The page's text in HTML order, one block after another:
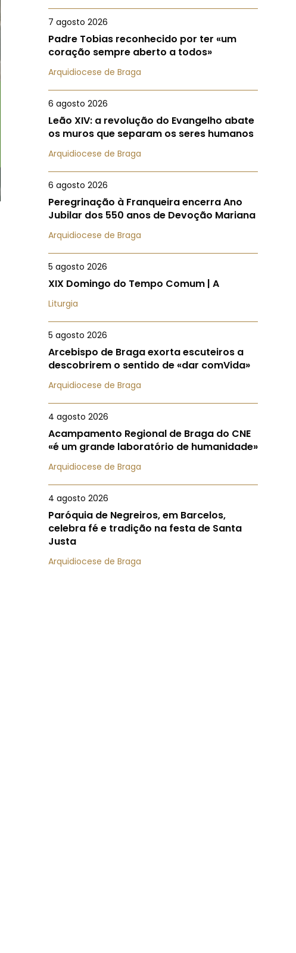
7 agosto 2026
Padre Tobias reconhecido por ter «um
coração sempre aberto a todos»
Arquidiocese de Braga
6 agosto 2026
Leão XIV: a revolução do Evangelho abate
os muros que separam os seres humanos
Arquidiocese de Braga
6 agosto 2026
Peregrinação à Franqueira encerra Ano
Jubilar dos 550 anos de Devoção Mariana
Arquidiocese de Braga
5 agosto 2026
XIX Domingo do Tempo Comum | A
Liturgia
5 agosto 2026
Arcebispo de Braga exorta escuteiros a
descobrirem o sentido de «dar comVida»
Arquidiocese de Braga
4 agosto 2026
Acampamento Regional de Braga do CNE
«é um grande laboratório de humanidade»
Arquidiocese de Braga
4 agosto 2026
Paróquia de Negreiros, em Barcelos,
celebra fé e tradição na festa de Santa
Justa
Arquidiocese de Braga